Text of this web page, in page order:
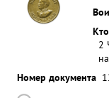
2
Номер документа